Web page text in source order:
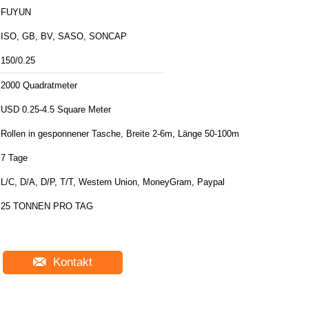
FUYUN
ISO, GB, BV, SASO, SONCAP
150/0.25
2000 Quadratmeter
USD 0.25-4.5 Square Meter
Rollen in gesponnener Tasche, Breite 2-6m, Länge 50-100m
7 Tage
L/C, D/A, D/P, T/T, Western Union, MoneyGram, Paypal
25 TONNEN PRO TAG
Kontakt